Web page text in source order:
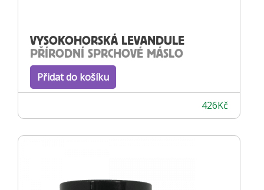
VYSOKOHORSKÁ LEVANDULE
PŘÍRODNÍ SPRCHOVÉ MÁSLO
Přidat do košíku
426Kč